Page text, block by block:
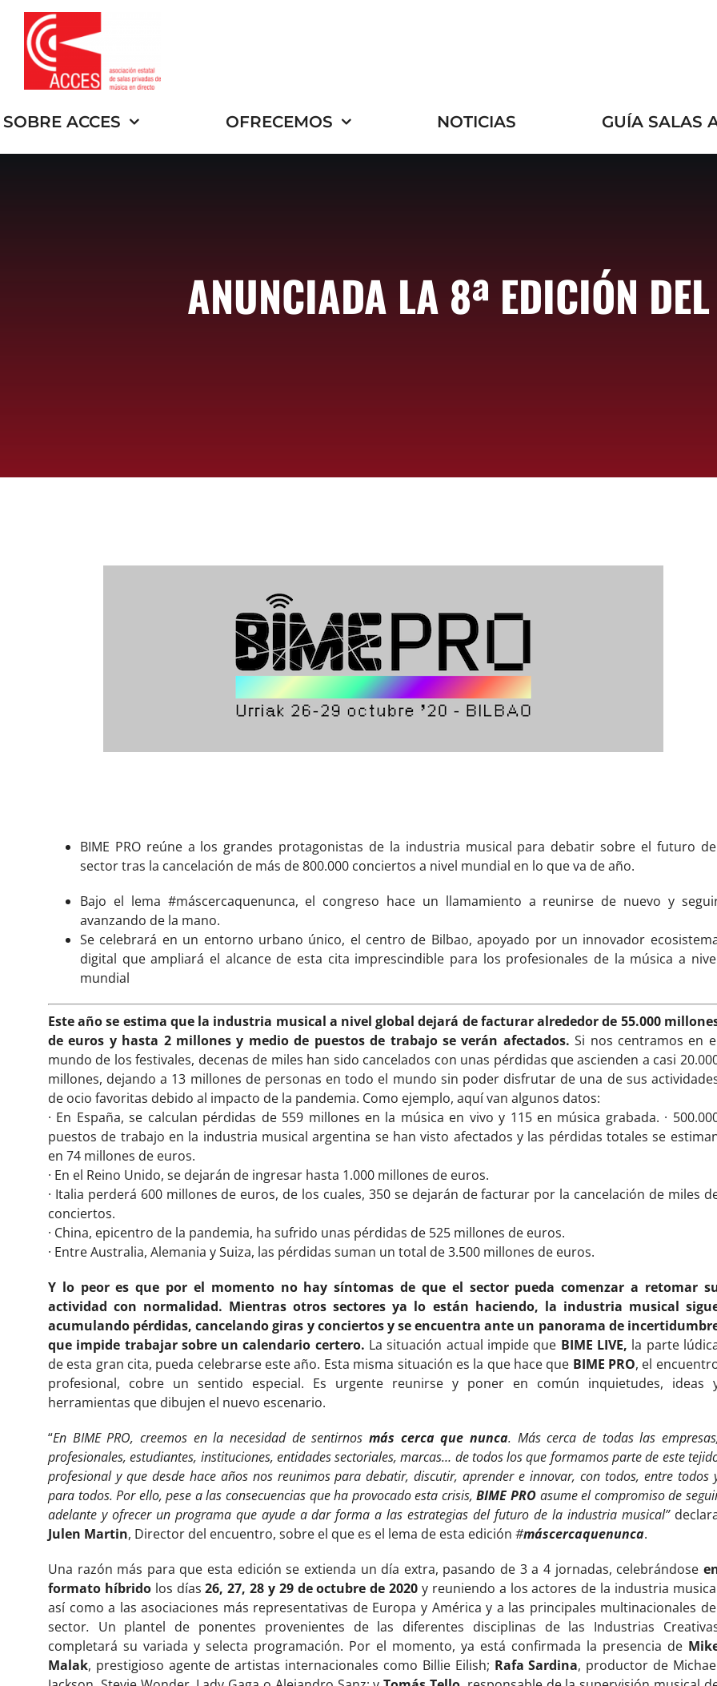
Saltar
contenido
SOBRE ACCES OFRECEMOS NOTICIAS GUÍA SALAS
ANUNCIADA LA 8ª EDICIÓN
BIME PRO reúne a los grandes protagonistas de la industria musical para debatir sobre el futuro
sector tras la cancelación de más de 800.000 conciertos a nivel mundial en lo que va de año.
Bajo el lema #máscercaquenunca, el congreso hace un llamamiento a reunirse de nuevo y
avanzando de la mano.
Se celebrará en un entorno urbano único, el centro de Bilbao, apoyado por un innovador
digital que ampliará el alcance de esta cita imprescindible para los profesionales de la música a
mundial
Este año se estima que la industria musical a nivel global dejará de facturar alrededor de 55.000
de euros y hasta 2 millones y medio de puestos de trabajo se verán afectados. Si nos centramos en
mundo de los festivales, decenas de miles han sido cancelados con unas pérdidas que ascienden a casi
millones, dejando a 13 millones de personas en todo el mundo sin poder disfrutar de una de sus
de ocio favoritas debido al impacto de la pandemia. Como ejemplo, aquí van algunos datos:
· En España, se calculan pérdidas de 559 millones en la música en vivo y 115 en música grabada. ·
puestos de trabajo en la industria musical argentina se han visto afectados y las pérdidas totales se
en 74 millones de euros.
· En el Reino Unido, se dejarán de ingresar hasta 1.000 millones de euros.
· Italia perderá 600 millones de euros, de los cuales, 350 se dejarán de facturar por la cancelación de miles
conciertos.
· China, epicentro de la pandemia, ha sufrido unas pérdidas de 525 millones de euros.
· Entre Australia, Alemania y Suiza, las pérdidas suman un total de 3.500 millones de euros.
Y lo peor es que por el momento no hay síntomas de que el sector pueda comenzar a retomar
actividad con normalidad. Mientras otros sectores ya lo están haciendo, la industria musical
acumulando pérdidas, cancelando giras y conciertos y se encuentra ante un panorama de
que impide trabajar sobre un calendario certero. La situación actual impide que BIME LIVE, la parte
de esta gran cita, pueda celebrarse este año. Esta misma situación es la que hace que BIME PRO, el
profesional, cobre un sentido especial. Es urgente reunirse y poner en común inquietudes, ideas
herramientas que dibujen el nuevo escenario.
“En BIME PRO, creemos en la necesidad de sentirnos más cerca que nunca. Más cerca de todas las
profesionales, estudiantes, instituciones, entidades sectoriales, marcas… de todos los que formamos parte de este
profesional y que desde hace años nos reunimos para debatir, discutir, aprender e innovar, con todos, entre todos
para todos. Por ello, pese a las consecuencias que ha provocado esta crisis,BIME PRO asume el compromiso de
adelante y ofrecer un programa que ayude a dar forma a las estrategias del futuro de la industria musical”
Julen Martin, Director del encuentro, sobre el que es el lema de esta edición #máscercaquenunca.
Una razón más para que esta edición se extienda un día extra, pasando de 3 a 4 jornadas, celebrándose
formato híbrido los días26, 27, 28 y 29 de octubre de 2020y reuniendo a los actores de la industria
así como a las asociaciones más representativas de Europa y América y a las principales multinacionales
sector. Un plantel de ponentes provenientes de las diferentes disciplinas de las Industrias
completará su variada y selecta programación. Por el momento, ya está confirmada la presencia de
Malak, prestigioso agente de artistas internacionales como Billie Eilish; Rafa Sardina, productor de